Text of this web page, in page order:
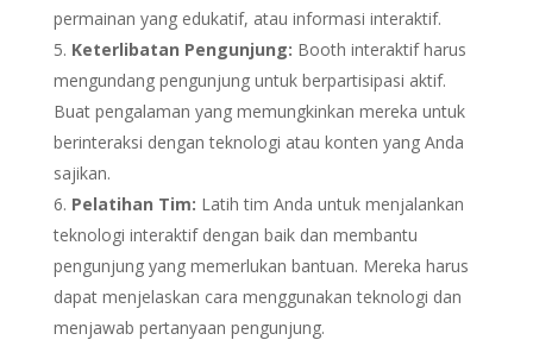
permainan yang edukatif, atau informasi interaktif.
Keterlibatan Pengunjung: Booth interaktif harus
mengundang pengunjung untuk berpartisipasi aktif.
Buat pengalaman yang memungkinkan mereka untuk
berinteraksi dengan teknologi atau konten yang Anda
sajikan.
Pelatihan Tim: Latih tim Anda untuk menjalankan
teknologi interaktif dengan baik dan membantu
pengunjung yang memerlukan bantuan. Mereka harus
dapat menjelaskan cara menggunakan teknologi dan
menjawab pertanyaan pengunjung.